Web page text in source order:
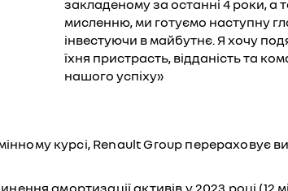
закладеному за останні 4 роки, а
мисленню, ми готуємо наступну
інвестуючи в майбутнє. Я хочу
їхня пристрасть, відданість та
нашого успіху»
курсі, Renault Group перераховує